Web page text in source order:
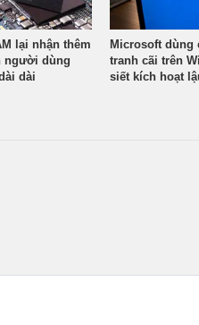
lại nhận thêm
người dùng
dài
Microsoft dùng
tranh cãi trên
siết kích hoạt